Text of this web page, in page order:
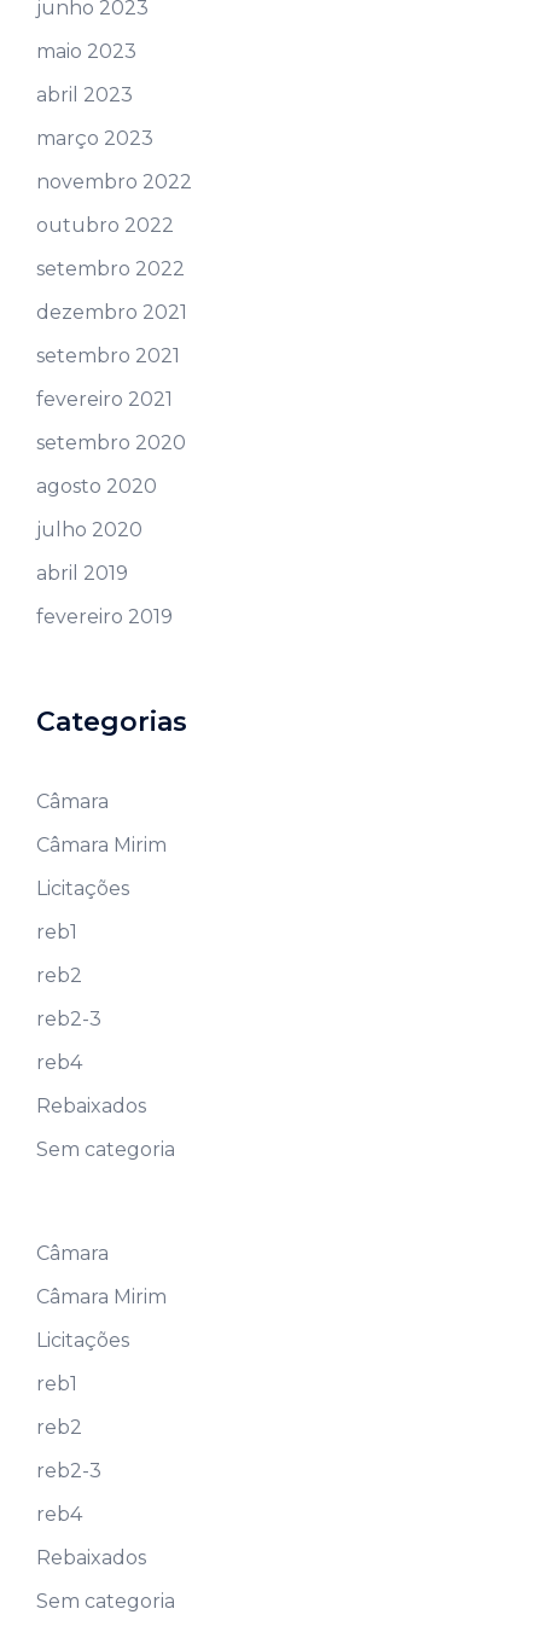
junho 2023
maio 2023
abril 2023
março 2023
novembro 2022
outubro 2022
setembro 2022
dezembro 2021
setembro 2021
fevereiro 2021
setembro 2020
agosto 2020
julho 2020
abril 2019
fevereiro 2019
Categorias
Câmara
Câmara Mirim
Licitações
reb1
reb2
reb2-3
reb4
Rebaixados
Sem categoria
Câmara
Câmara Mirim
Licitações
reb1
reb2
reb2-3
reb4
Rebaixados
Sem categoria